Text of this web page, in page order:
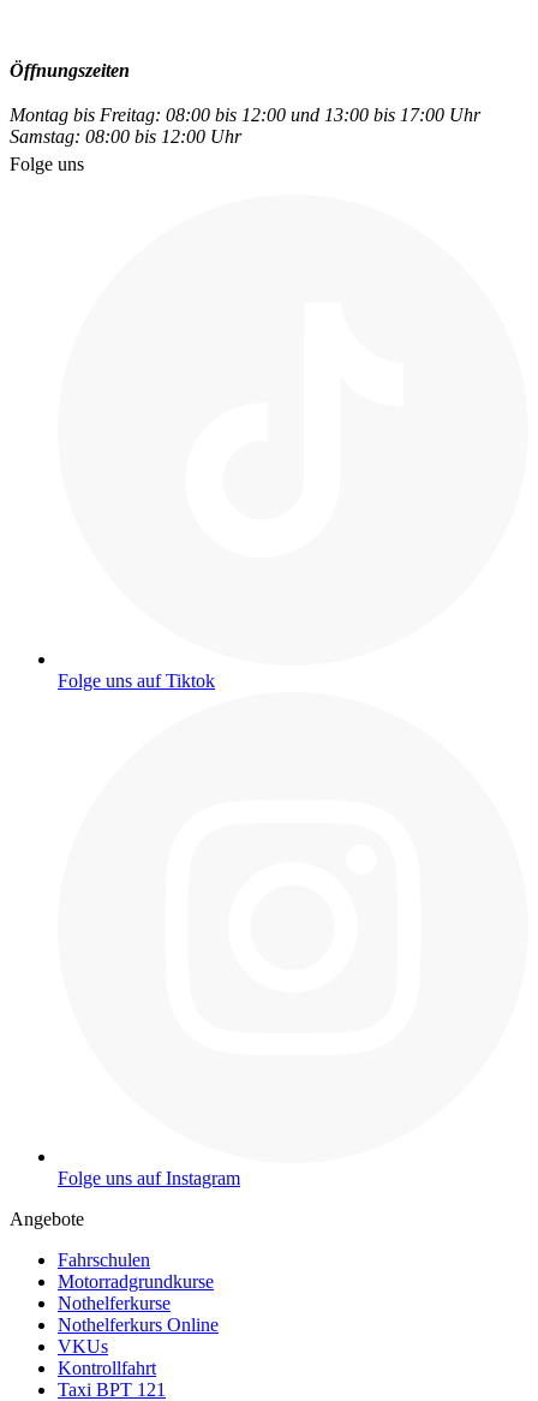
Öffnungszeiten
Montag bis Freitag: 08:00 bis 12:00 und 13:00 bis 17:00 Uhr
Samstag: 08:00 bis 12:00 Uhr
Folge uns
Folge uns auf Tiktok
Folge uns auf Instagram
Angebote
Fahrschulen
Motorradgrundkurse
Nothelferkurse
Nothelferkurs Online
VKUs
Kontrollfahrt
Taxi BPT 121